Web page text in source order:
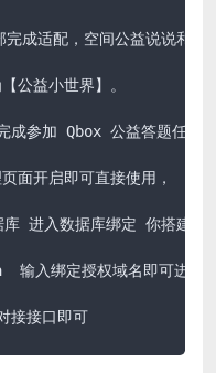
成适配，空间公益说说和
公益小世界】。
成参加 Qbox 公益答题任务
面开启即可直接使用，
进入数据库绑定 你搭建的
入绑定授权域名即可进行
接接口即可